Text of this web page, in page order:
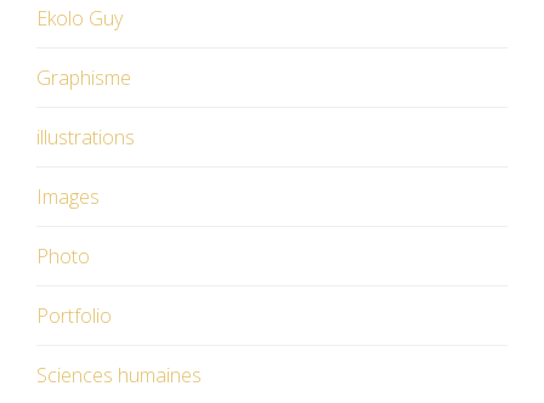
Ekolo Guy
Graphisme
illustrations
Images
Photo
Portfolio
Sciences humaines